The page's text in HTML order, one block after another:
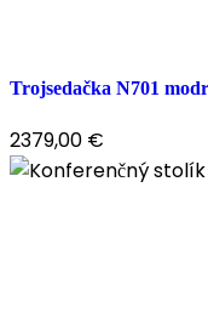
Trojsedačka N701
2379,00 €